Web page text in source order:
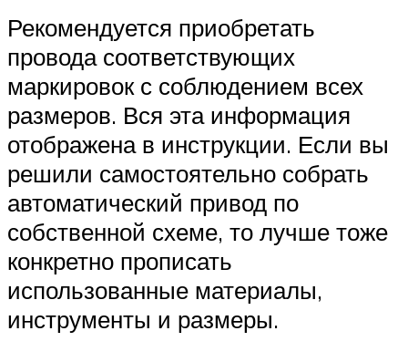
Рекомендуется приобретать
провода соответствующих
маркировок с соблюдением всех
размеров. Вся эта информация
отображена в инструкции. Если вы
решили самостоятельно собрать
автоматический привод по
собственной схеме, то лучше тоже
конкретно прописать
использованные материалы,
инструменты и размеры.